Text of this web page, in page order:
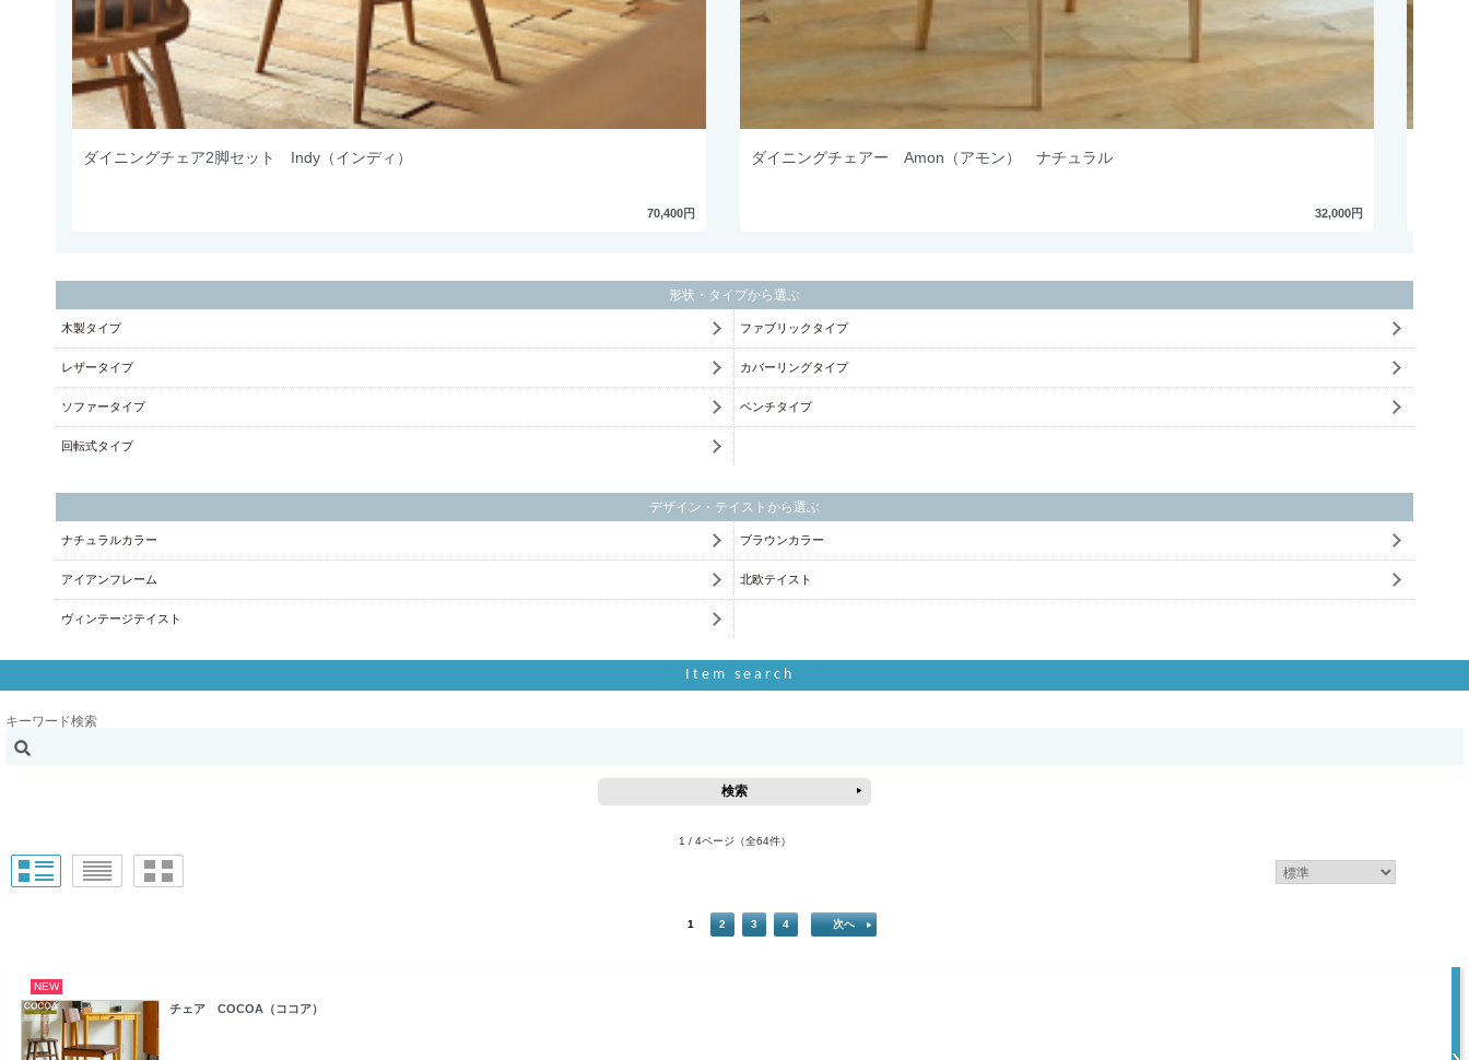
ダイニングチェア2脚セット Indy（インディ）
70,400円
ダイニングチェアー Amon（アモン） ナチュラル
32,000円
形状・タイプから選ぶ
木製タイプ ファブリックタイプ
レザータイプ カバーリングタイプ
ソファータイプ ベンチタイプ
回転式タイプ
デザイン・テイストから選ぶ
ナチュラルカラー ブラウンカラー
アイアンフレーム 北欧テイスト
ヴィンテージテイスト
Item search
キーワード検索
1 / 4ページ （全64件）
1 2 3 4 次へ
NEW
チェア COCOA（ココア）